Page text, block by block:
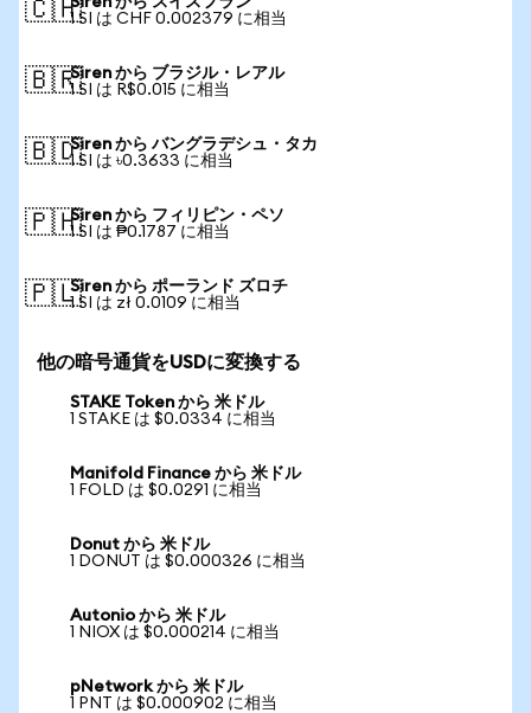
🇨🇭1 SI は CHF 0.002379 に相当
🇧🇷Siren から ブラジル・レアル
1 SI は R$0.015 に相当
🇧🇩Siren から バングラデシュ・タカ
1 SI は ৳0.3633 に相当
🇵🇭Siren から フィリピン・ペソ
1 SI は ₱0.1787 に相当
🇵🇱Siren から ポーランド ズロチ
1 SI は zł 0.0109 に相当
他の暗号通貨をUSDに変換する
STAKE Token から 米ドル
1 STAKE は $0.0334 に相当
Manifold Finance から 米ドル
1 FOLD は $0.0291 に相当
Donut から 米ドル
1 DONUT は $0.000326 に相当
Autonio から 米ドル
1 NIOX は $0.000214 に相当
pNetwork から 米ドル
1 PNT は $0.000902 に相当